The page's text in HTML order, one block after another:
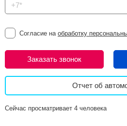
Согласие на обработку
Заказать звонок
Отчет об
Сейчас просматривает 4 человека